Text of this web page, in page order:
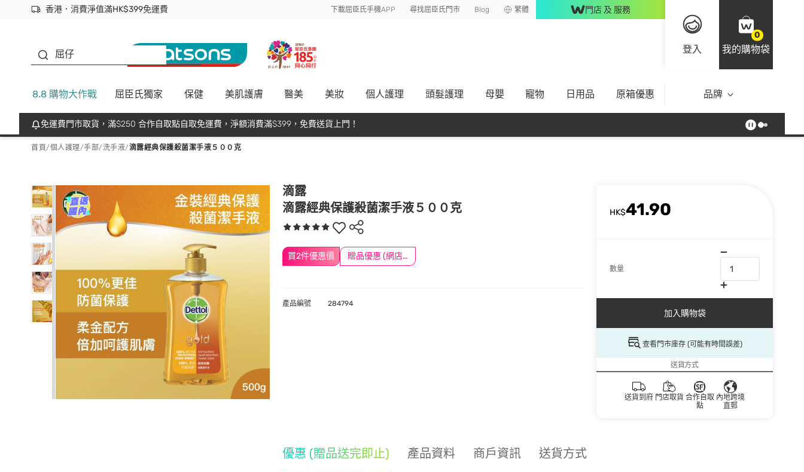
香港．消費淨值滿HK$399免運費
立即成為易賞錢會員盡享獨家優惠
首次APP下單買滿$450 輸入 NEWAPP 即減$50 下載屈臣氏手機APP 尋找屈臣氏門市 Blog 繁體 門店 及 服務
登入
0
我的購物袋
屈仔
8.8 購物大作戰 屈臣氏獨家 保健 美肌護膚 醫美 美妝 個人護理 頭髮護理 母嬰 寵物 日用品 原箱優惠 品牌
免運費門市取貨，滿$250 合作自取點自取免運費，淨額消費滿$399，免費送貨上門！
首頁/個人護理/手部/洗手液/滴露經典保護殺菌潔手液５００克
滴露
滴露經典保護殺菌潔手液５００克
買2件優惠價 贈品優惠 (網店限定)
HK$41.90
數量
加入購物袋
查看門市庫存 (可能有時間誤差)
送貨方式
送貨到府 門店取貨 合作自取
點
內地跨境
直郵
產品編號 284794
優惠 (贈品送完即止) 產品資料 商戶資訊 送貨方式